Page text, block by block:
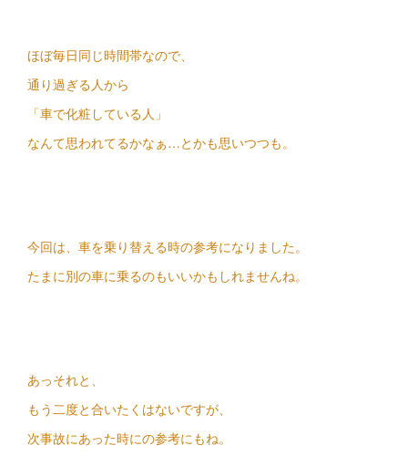
ほぼ毎日同じ時間帯なので、
通り過ぎる人から
「車で化粧している人」
なんて思われてるかなぁ…とかも思いつつも。
今回は、車を乗り替える時の参考になりました。
たまに別の車に乗るのもいいかもしれませんね。
あっそれと、
もう二度と合いたくはないですが、
次事故にあった時にの参考にもね。